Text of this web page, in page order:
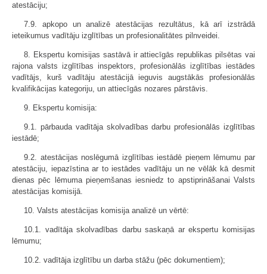
atestāciju;
7.9. apkopo un analizē atestācijas rezultātus, kā arī izstrādā
ieteikumus vadītāju izglītības un profesionalitātes pilnveidei.
8. Ekspertu komisijas sastāvā ir attiecīgās republikas pilsētas vai
rajona valsts izglītības inspektors, profesionālās izglītības iestādes
vadītājs, kurš vadītāju atestācijā ieguvis augstākās profesionālās
kvalifikācijas kategoriju, un attiecīgās nozares pārstāvis.
9. Ekspertu komisija:
9.1. pārbauda vadītāja skolvadības darbu profesionālās izglītības
iestādē;
9.2. atestācijas noslēgumā izglītības iestādē pieņem lēmumu par
atestāciju, iepazīstina ar to iestādes vadītāju un ne vēlāk kā desmit
dienas pēc lēmuma pieņemšanas iesniedz to apstiprināšanai Valsts
atestācijas komisijā.
10. Valsts atestācijas komisija analizē un vērtē:
10.1. vadītāja skolvadības darbu saskaņā ar ekspertu komisijas
lēmumu;
10.2. vadītāja izglītību un darba stāžu (pēc dokumentiem);